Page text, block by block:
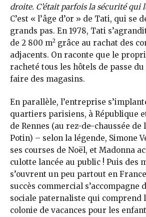
droite. C’était parfois la sécurité qui
C’est « l’âge d’or » de Tati, qui se
grands pas. En 1978, Tati
de 2 800 m2 grâce au rachat des
adjacents. On raconte que le
racheté tous les hôtels de passe
faire des magasins.
En parallèle, l’entreprise
quartiers parisiens, à République
de Rennes (au rez-de-chaussée de
Potin) – selon la légende, Simone
ses courses de Noël, et Madonna
culotte lancée au public ! Puis des
s’ouvrent un peu partout en
succès commercial s’accompagne
sociale paternaliste qui comprend
colonie de vacances pour les